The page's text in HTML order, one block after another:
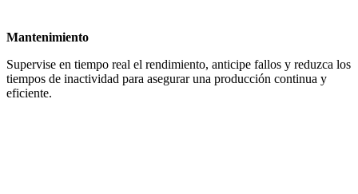
Mantenimiento
Supervise en tiempo real el rendimiento, anticipe fallos y reduzca los
tiempos de inactividad para asegurar una producción continua y
eficiente.